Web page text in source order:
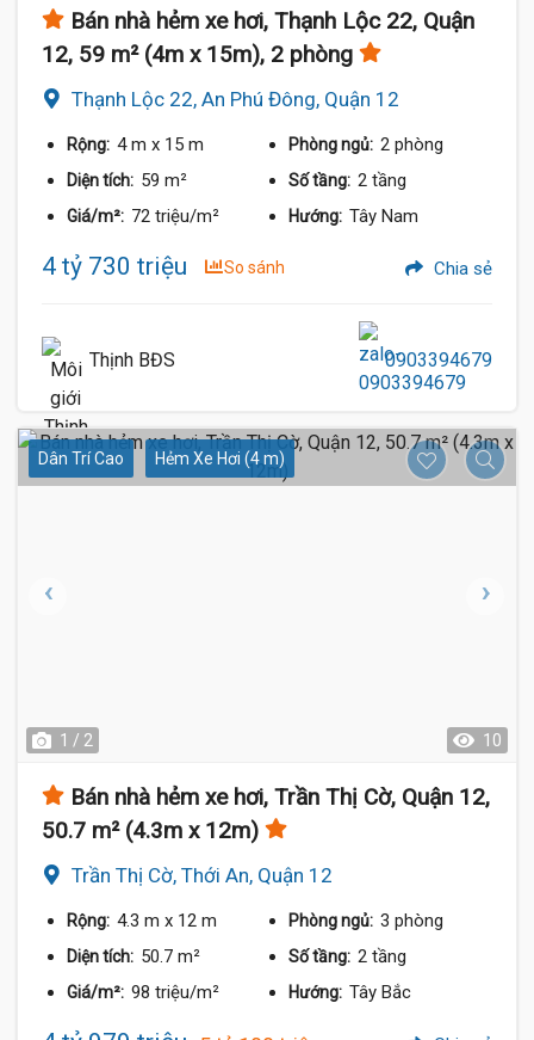
Bán nhà hẻm xe hơi, Thạnh Lộc 22, Quận
12, 59 m² (4m x 15m), 2 phòng
Thạnh Lộc 22, An Phú Đông, Quận 12
Rộng: 4 m x 15 m Phòng ngủ: 2 phòng
Diện tích: 59 m² Số tầng: 2 tầng
Giá/m²: 72 triệu/m² Hướng: Tây Nam
4 tỷ 730 triệu So sánh Chia sẻ
Thịnh BĐS 0903394679
Dân Trí Cao Hẻm Xe Hơi (4 m)
1 / 2 10
Bán nhà hẻm xe hơi, Trần Thị Cờ, Quận 12,
50.7 m² (4.3m x 12m)
Trần Thị Cờ, Thới An, Quận 12
Rộng: 4.3 m x 12 m Phòng ngủ: 3 phòng
Diện tích: 50.7 m² Số tầng: 2 tầng
Giá/m²: 98 triệu/m² Hướng: Tây Bắc